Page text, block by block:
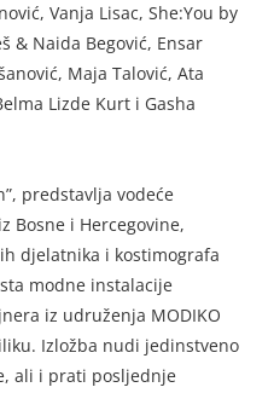
Vanja Lisac, She:You by
& Naida Begović, Ensar
Maja Talović, Ata
Lizde Kurt i Gasha
predstavlja vodeće
Bosne i Hercegovine,
djelatnika i kostimografa
modne instalacije
iz udruženja MODIKO
Izložba nudi jedinstveno
ali i prati posljednje